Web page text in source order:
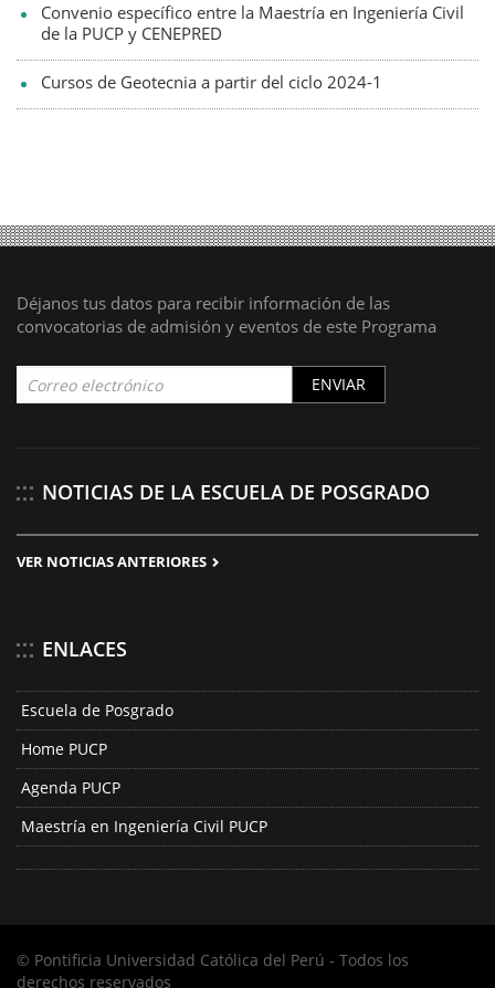
Convenio específico entre la Maestría en Ingeniería Civil
de la PUCP y CENEPRED
Cursos de Geotecnia a partir del ciclo 2024-1
Déjanos tus datos para recibir información de las
convocatorias de admisión y eventos de este Programa
ENVIAR
NOTICIAS DE LA ESCUELA DE POSGRADO
VER NOTICIAS ANTERIORES
ENLACES
Escuela de Posgrado
Home PUCP
Agenda PUCP
Maestría en Ingeniería Civil PUCP
© Pontificia Universidad Católica del Perú - Todos los
derechos reservados